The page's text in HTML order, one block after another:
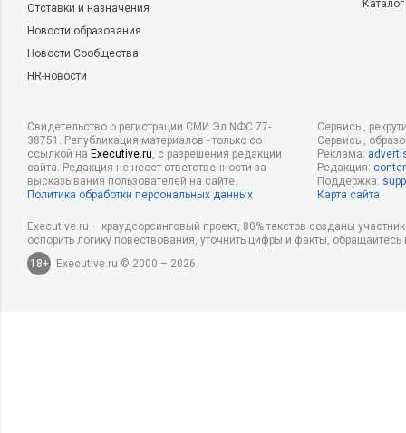
Отставки и назначения
Новости образования
Новости Сообщества
HR-новости
Свидетельство о регистрации СМИ Эл NФС 77-
38751. Републикация материалов - только со
ссылкой на Executive.ru, с разрешения редакции
сайта. Редакция не несет ответственности за
высказывания пользователей на сайте.
Политика обработки персональных данных
Сервисы,
Сервисы,
Реклама:
Редакция:
Поддержка:
Карта сайта
Executive.ru – краудсорсинговый проект, 80% текстов созданы
оспорить логику повествования, уточнить цифры и факты,
18+
Executive.ru © 2000 – 2026.